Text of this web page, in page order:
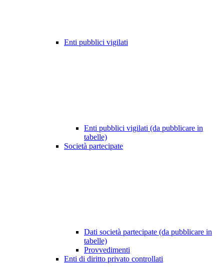
Enti pubblici vigilati
Enti pubblici vigilati (da pubblicare in
tabelle)
Società partecipate
Dati società partecipate (da pubblicare in
tabelle)
Provvedimenti
Enti di diritto privato controllati